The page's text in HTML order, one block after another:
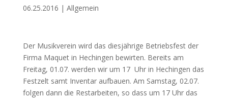
06.25.2016 | Allgemein
Der Musikverein wird das diesjährige Betriebsfest der
Firma Maquet in Hechingen bewirten. Bereits am
Freitag, 01.07. werden wir um 17 Uhr in Hechingen das
Festzelt samt Inventar aufbauen. Am Samstag, 02.07.
folgen dann die Restarbeiten, so dass um 17 Uhr das